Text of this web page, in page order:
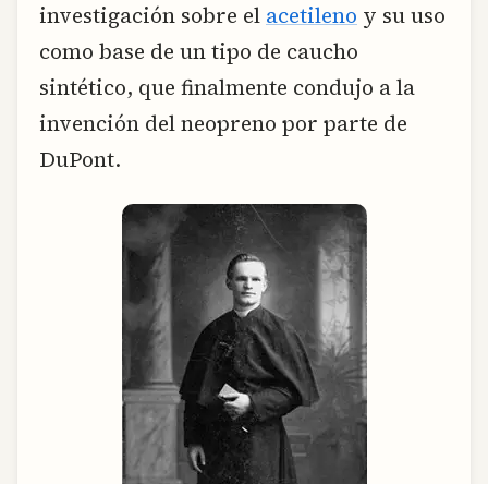
investigación sobre el acetileno y su uso
como base de un tipo de caucho
sintético, que finalmente condujo a la
invención del neopreno por parte de
DuPont.